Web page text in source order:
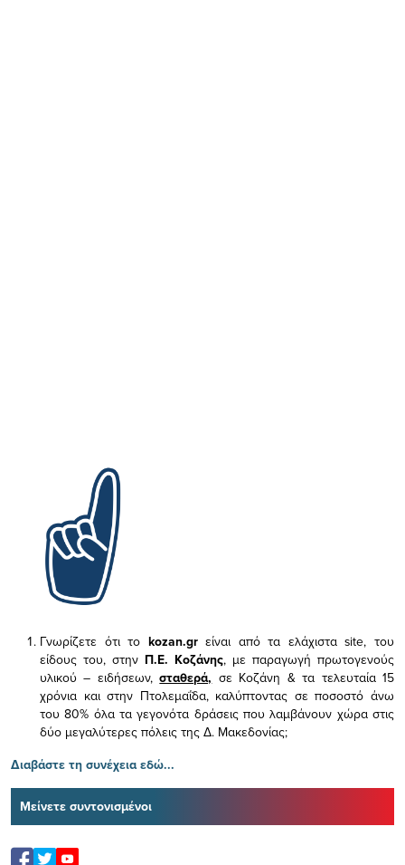
Γνωρίζετε ότι το kozan.gr είναι από τα ελάχισταsite, του
είδους του, στην Π.Ε. Κοζάνης, με παραγωγή πρωτογενούς
υλικού – ειδήσεων,σταθερά, σε Κοζάνη & τα τελευταία 15
χρόνια και στην Πτολεμαΐδα, καλύπτοντας σε ποσοστό άνω
του 80% όλα τα γεγονότα δράσεις που λαμβάνουν χώρα στις
δύο μεγαλύτερες πόλεις της Δ. Μακεδονίας;
Διαβάστε τη συνέχεια εδώ...
Μείνετε συντονισμένοι